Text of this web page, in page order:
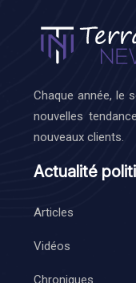
Chaque année, le
nouvelles
nouveaux clients.
Actualité
Articles
Vidéos
Chroniques